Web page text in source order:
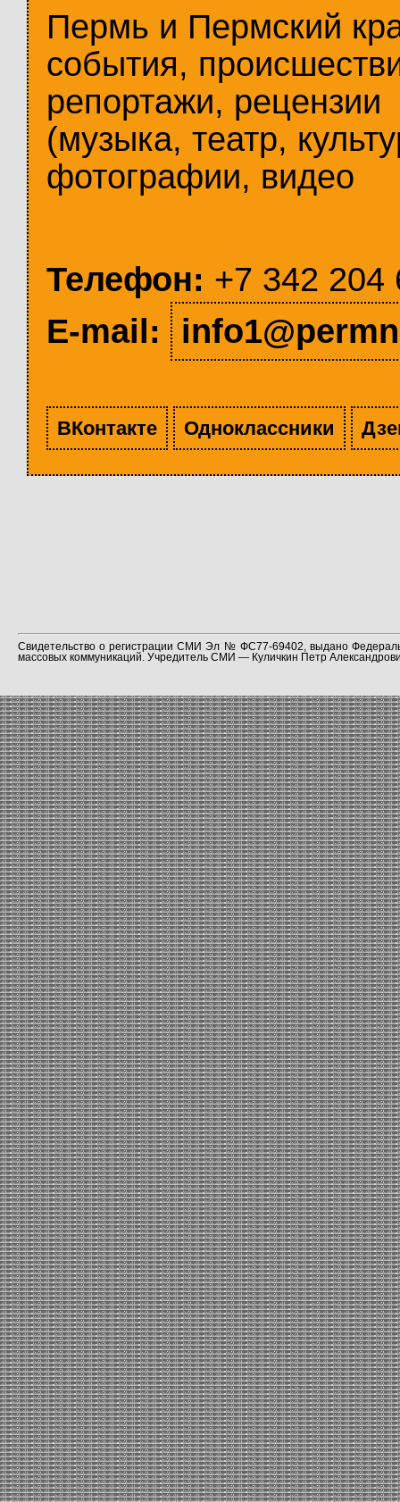
Пермь и Пермский
события,
репортажи, рецензии
(музыка, театр,
фотографии, видео
Телефон: +7 342 204
E-mail:
ВКонтакте Одноклассники
Свидетельство о регистрации СМИ Эл № ФС77-69402, выдано
массовых коммуникаций. Учредитель СМИ — Куличкин Петр